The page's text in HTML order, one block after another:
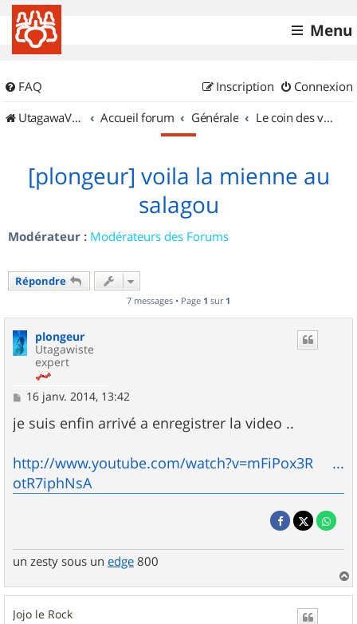
Menu
FAQ Connexion
Inscription
UtagawaVTT (Randos VTT et VTTAE avec traces GPS)
Accueil forum Générale Le coin des vidéastes
[plongeur] voila la mienne au
salagou
Modérateur : Modérateurs des Forums
Répondre
7 messages • Page 1 sur 1
plongeur
Utagawiste
expert
M
s
s
g
e
16 janv. 2014, 13:42
je suis enfin arrivé a enregistrer la video ..
http://www.youtube.com/watch?v=mFiPox3R ...
otR7iphNsA
un zesty sous un edge 800
a
u
Jojo le Rock